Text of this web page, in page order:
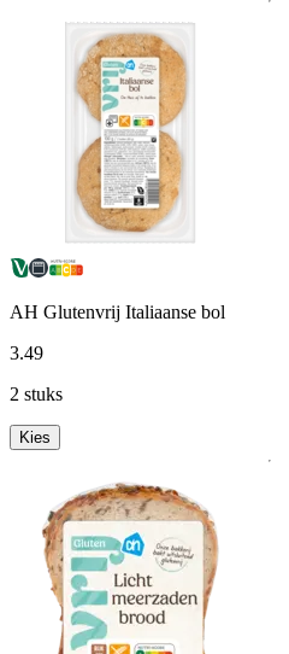
AH Glutenvrij Italiaanse bol
3.49
2 stuks
Kies